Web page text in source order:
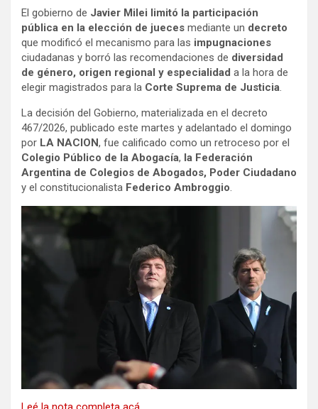
El gobierno de Javier Milei limitó la participación
pública en la elección de jueces mediante un decreto
que modificó el mecanismo para las impugnaciones
ciudadanas y borró las recomendaciones de diversidad
de género, origen regional y especialidad a la hora de
elegir magistrados para la Corte Suprema de Justicia.
La decisión del Gobierno, materializada en el decreto
467/2026, publicado este martes y adelantado el domingo
por LA NACION, fue calificado como un retroceso por el
Colegio Público de la Abogacía, la Federación
Argentina de Colegios de Abogados, Poder Ciudadano
y el constitucionalista Federico Ambroggio.